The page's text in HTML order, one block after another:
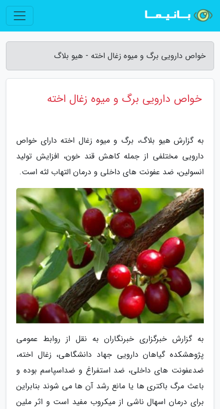
خواص دارویی برگ و میوه زغال اخته - هیو بلاگ
خواص دارویی برگ و میوه زغال اخته
به گزارش هیو بلاگ، برگ و میوه زغال اخته دارای خواص
دارویی مختلفی از جمله کاهش قند خون، افزایش تولید
انسولین، ضد عفونت های داخلی و درمان التهاب لثه است.
به گزارش خبرگزاری خبرنگاران به نقل از روابط عمومی
پژوهشکده گیاهان دارویی جهاد دانشگاهی، زغال اخته،
ضدعفونت های داخلی، ضد استفراغ و ضداسپاسم بوده و
باعث مرگ باکتری ها یا مانع رشد آن ها می شوند بنابراین
برای درمان اسهال ناشی از میکروب مفید است و اثر ملین